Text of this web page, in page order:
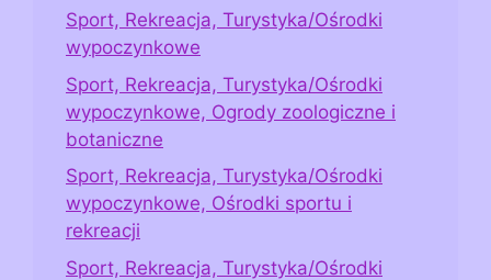
Sport, Rekreacja, Turystyka/Ośrodki
wypoczynkowe
Sport, Rekreacja, Turystyka/Ośrodki
wypoczynkowe, Ogrody zoologiczne i
botaniczne
Sport, Rekreacja, Turystyka/Ośrodki
wypoczynkowe, Ośrodki sportu i
rekreacji
Sport, Rekreacja, Turystyka/Ośrodki